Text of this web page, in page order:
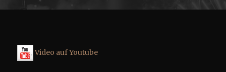
Video auf Youtube